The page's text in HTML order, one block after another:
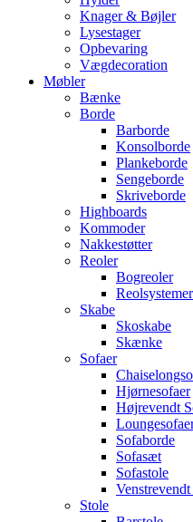
Knager & Bøjler
Lysestager
Opbevaring
Vægdecoration
Møbler
Bænke
Borde
Barborde
Konsolborde
Plankeborde
Sengeborde
Skriveborde
Highboards
Kommoder
Nakkestøtter
Reoler
Bogreoler
Reolsystemer
Skabe
Skoskabe
Skænke
Sofaer
Hjørnesofaer
Højrevendt
Sofaborde
Sofasæt
Sofastole
Venstrevendt
Stole